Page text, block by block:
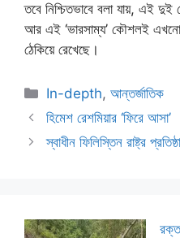
তবে নিশ্চিতভাবে বলা যায়, এই
আর এই ‘ভারসাম্য’ কৌশলই এখনো
ঠেকিয়ে রেখেছে।
Categories
In-depth,আন্তর্জাতিক
হিমেশ রেশমিয়ার ‘ফিরে আসা’
স্বাধীন ফিলিস্তিন রাষ্ট্র